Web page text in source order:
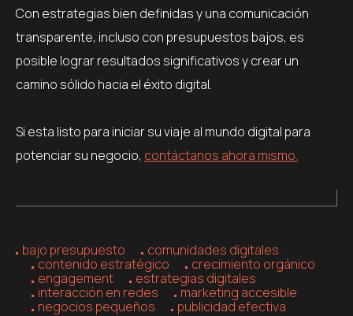
Con estrategias bien definidas y una comunicación
transparente, incluso con presupuestos bajos, es
posible lograr resultados significativos y crear un
camino sólido hacia el éxito digital.
Si esta listo para iniciar su viaje al mundo digital para
potenciar su negocio, contáctanos ahora mismo.
bajo presupuesto
comunidades digitales.
contenido estratégico
crecimiento orgánico
engagement
estrategias digitales
interacción en redes
marketing accesible
negocios pequeños
publicidad efectiva